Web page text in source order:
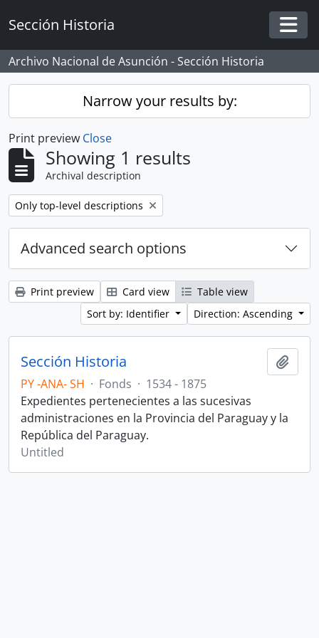
Sección Historia
Archivo Nacional de Asunción - Sección Historia
Narrow your results by:
Print preview Close
Showing 1 results
Archival description
Remove filter:
Only top-level descriptions
Advanced search options
Print preview Card view
Table view
Sort by: Identifier
Direction: Ascending
Sección Historia
PY -ANA- SH · Fonds · 1534 - 1875
Expedientes pertenecientes a las sucesivas
administraciones en la Provincia del Paraguay y la
República del Paraguay.
Untitled